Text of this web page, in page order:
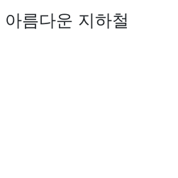
름다운 지하철